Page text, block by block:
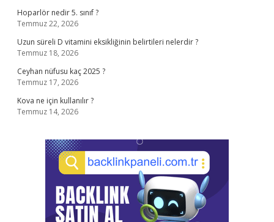
Hoparlör nedir 5. sınıf ?
Temmuz 22, 2026
Uzun süreli D vitamini eksikliğinin belirtileri nelerdir ?
Temmuz 18, 2026
Ceyhan nüfusu kaç 2025 ?
Temmuz 17, 2026
Kova ne için kullanılır ?
Temmuz 14, 2026